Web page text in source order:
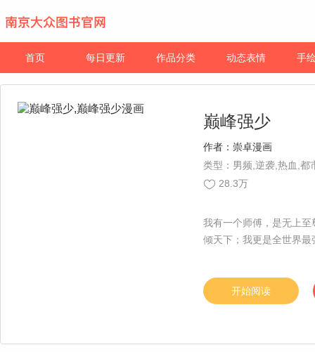
首页 每日更新 作品分类 动态表情 手
巅峰强少
作者： 崇卓漫画
类型：男频,逆袭,热血,都
28.3万
我有一个师傅，是无上
倾天下；我更是全世界
开始阅读